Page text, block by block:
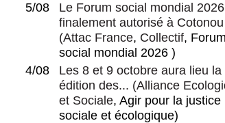
5/08
Le Forum social mondial 2026
finalement autorisé à Cotonou
(Attac France, Collectif, Forum
social mondial 2026 )
4/08
Les 8 et 9 octobre aura lieu la
édition des... (Alliance
et Sociale, Agir pour la justice
sociale et écologique)